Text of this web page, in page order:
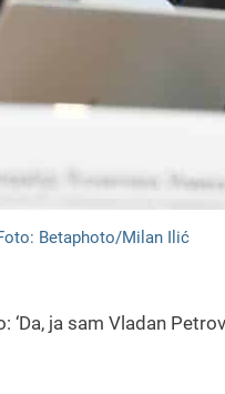
Betaphoto/Milan Ilić
‘Da, ja sam Vladan